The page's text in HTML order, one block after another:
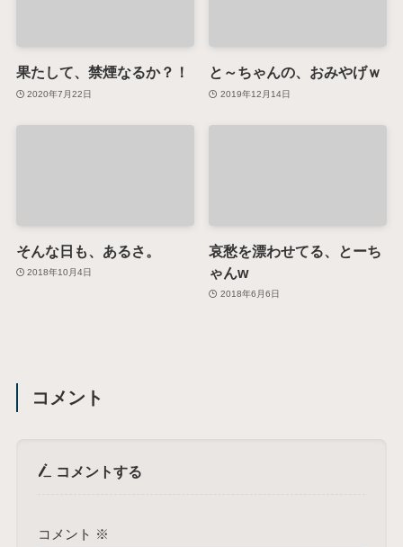
果たして、禁煙なるか？！
2020年7月22日
と～ちゃんの、おみやげｗ
2019年12月14日
そんな日も、あるさ。
2018年10月4日
哀愁を漂わせてる、とーち
ゃんw
2018年6月6日
コメント
コメントする
コメント ※